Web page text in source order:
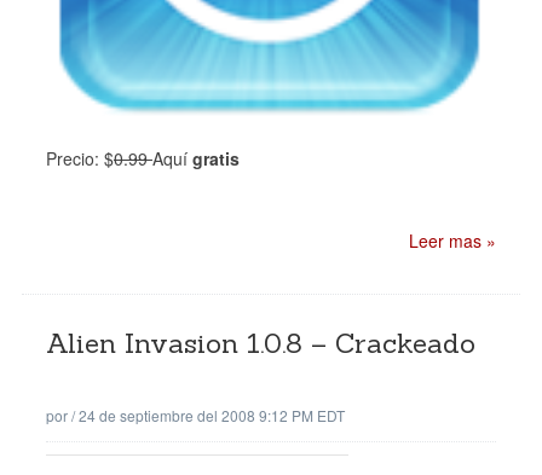
Precio: $0.99Aquí gratis
Leer mas »
Alien Invasion 1.0.8 – Crackeado
por/24 de septiembre del 2008 9:12 PM EDT